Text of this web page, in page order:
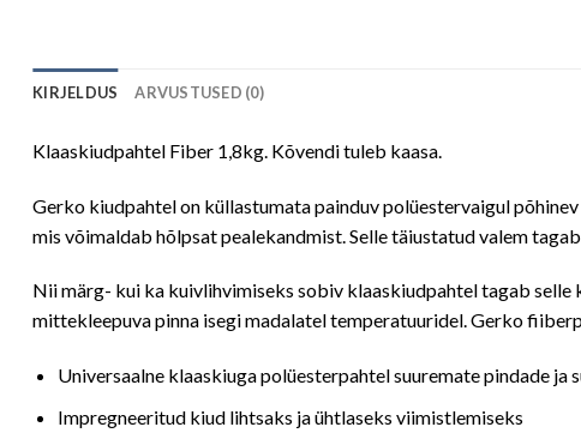
KIRJELDUS ARVUSTUSED (0)
Klaaskiudpahtel Fiber 1,8kg. Kõvendi tuleb kaasa.
Gerko kiudpahtel on küllastumata painduv polüestervaigul
mis võimaldab hõlpsat pealekandmist. Selle täiustatud valem
Nii märg- kui ka kuivlihvimiseks sobiv klaaskiudpahtel tagab selle
mittekleepuva pinna isegi madalatel temperatuuridel. Gerko
Universaalne klaaskiuga polüesterpahtel suuremate pindade ja
Impregneeritud kiud lihtsaks ja ühtlaseks viimistlemiseks